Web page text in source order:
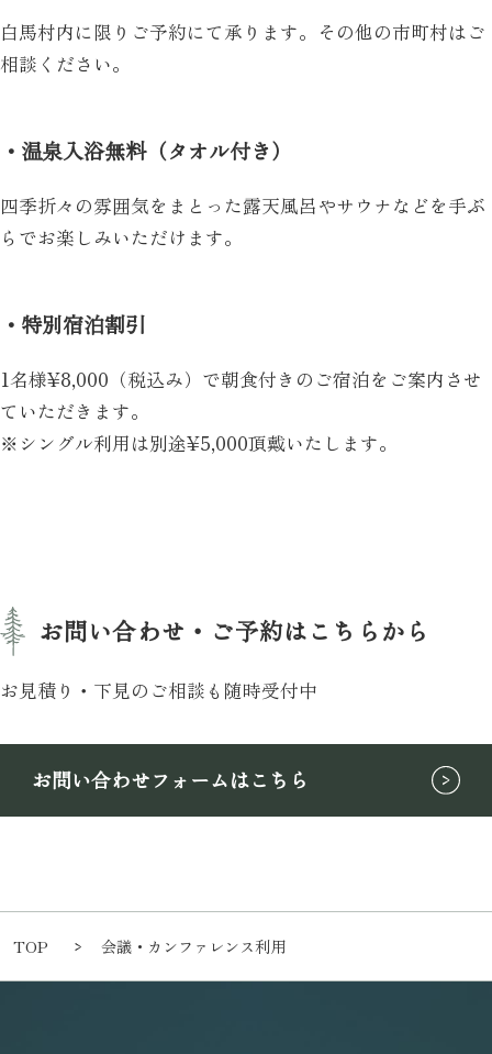
白馬村内に限りご予約にて承ります。その他の市町村はご
相談ください。
・温泉入浴無料（タオル付き）
四季折々の雰囲気をまとった露天風呂やサウナなどを手ぶ
らでお楽しみいただけます。
・特別宿泊割引
1名様¥8,000（税込み）で朝食付きのご宿泊をご案内させ
ていただきます。
※シングル利用は別途¥5,000頂戴いたします。
お問い合わせ・ご予約はこちらから
お見積り・下見のご相談も随時受付中
お問い合わせフォームはこちら
TOP 会議・カンファレンス利用